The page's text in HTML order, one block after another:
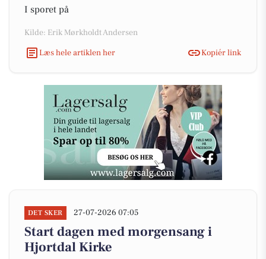
I sporet på
Kilde: Erik Mørkholdt Andersen
Læs hele artiklen her
Kopiér link
DET SKER 27-07-2026 07:05
Start dagen med morgensang i
Hjortdal Kirke